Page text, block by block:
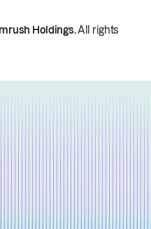
Holdings.All rights